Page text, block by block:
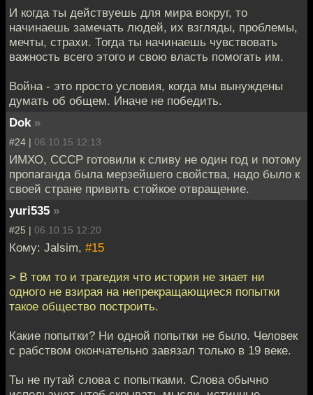
И когда ты действуешь для мира вокруг, то
начинаешь замечать людей, их взгляды, проблемы,
мечты, страхи. Тогда ты начинаешь чувствовать
важность всего этого и свою власть помогать им.
Война - это просто условия, когда мы вынуждены
думать об общем. Иначе не победить.
Dok »
#24 | 06.10.15 12:13
ИМХО, СССР готовили к сливу не один год и потому
пропаганда была мерзейшего свойства, надо было к
своей стране привить стойкое отвращение.
yuri535 »
#25 | 06.10.15 12:20
Кому: Jalsim, #15
> В том то и трагедия что история не знает ни
одного не взирая на непрекращающиеся попытки
такое общество построить.
Какие попытки? Ни одной попытки не было. Человек
с рабством окончательно завязал только в 19 веке.
Ты не путай слова с попытками. Слова обычно